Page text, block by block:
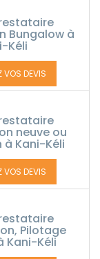
Bungalow à
Kéli
VOS DEVIS
neuve ou
Kani-Kéli
VOS DEVIS
Pilotage
Kani-Kéli